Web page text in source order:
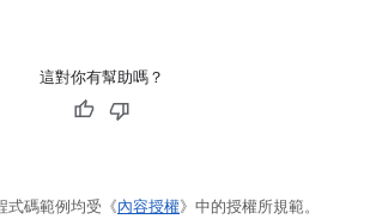
這對你有幫助嗎？
式碼範例均受《內容授權》中的授權所規範。